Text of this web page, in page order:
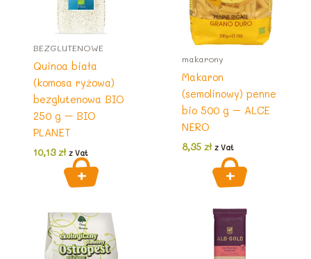
BEZGLUTENOWE
Quinoa biała
(komosa ryżowa)
bezglutenowa BIO
250 g – BIO
PLANET
10,13zł z Vat
makarony
Makaron
(semolinowy) penne
bio 500 g – ALCE
NERO
8,35 zł z Vat